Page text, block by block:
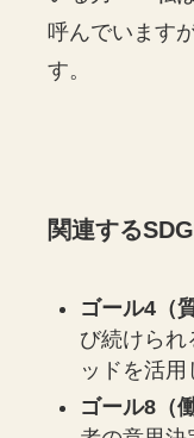
呼んでいます
す。
関連する
ゴール4（
び続けられ
ッドを活
ゴール8（